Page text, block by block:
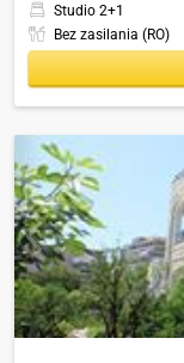
Studio 2+1
Bez zasilania (RO)